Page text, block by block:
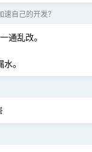
自己的开发？
通乱改。
。